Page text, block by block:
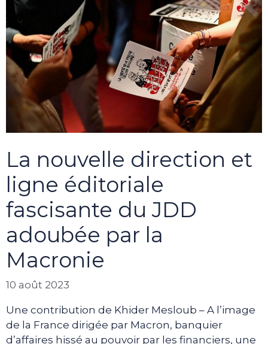
La nouvelle direction et
ligne éditoriale
fascisante du JDD
adoubée par la
Macronie
10 août 2023
Une contribution de Khider Mesloub – A l’image
de la France dirigée par Macron, banquier
d’affaires hissé au pouvoir par les financiers, une